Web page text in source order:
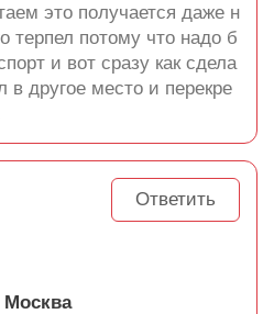
это получается даже н
терпел потому что надо б
и вот сразу как сдела
другое место и перекре
Ответить
Москва